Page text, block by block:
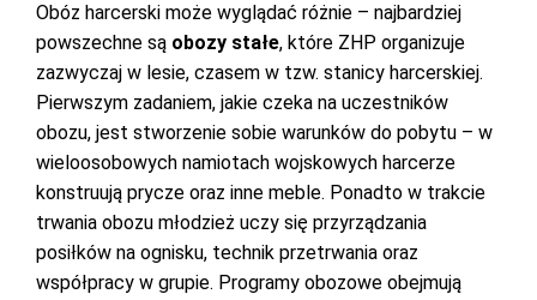
Obóz harcerski może wyglądać różnie – najbardziej
powszechne są obozy stałe, które ZHP organizuje
zazwyczaj w lesie, czasem w tzw. stanicy harcerskiej.
Pierwszym zadaniem, jakie czeka na uczestników
obozu, jest stworzenie sobie warunków do pobytu – w
wieloosobowych namiotach wojskowych harcerze
konstruują prycze oraz inne meble. Ponadto w trakcie
trwania obozu młodzież uczy się przyrządzania
posiłków na ognisku, technik przetrwania oraz
współpracy w grupie. Programy obozowe obejmują